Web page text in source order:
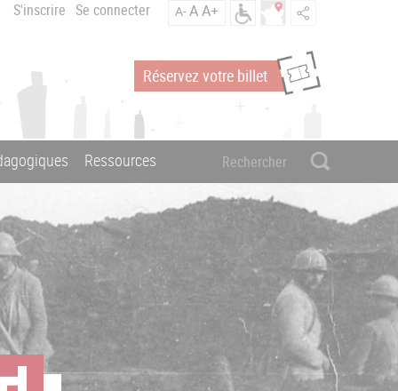
S'inscrire Se connecter A-AA+
Réservez votre billet
Ressources